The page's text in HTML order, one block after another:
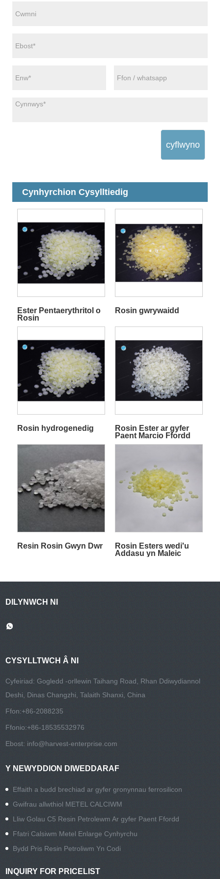
cyflwyno
Cynhyrchion Cysylltiedig
Ester Pentaerythritol o
Rosin
Rosin gwrywaidd
Rosin hydrogenedig
Rosin Ester ar gyfer
Paent Marcio Ffordd
Resin Rosin Gwyn Dwr
Rosin Esters wedi'u
Addasu yn Maleic
DILYNWCH NI
CYSYLLTWCH Â NI
Cyfeiriad: Gogledd -orllewin Taihang Road, Rhan Ddiwydiannol
Deshi, Dinas Changzhi, Talaith Shanxi, China
Ffon:+86-2088235
Ffonio:+86-18535532976
Ebost: info@harvest-enterprise.com
Y NEWYDDION DIWEDDARAF
Effaith a budd brechiad ar gyfer gronynnau ferrosilicon
Gwifrau allwthiol METEL CALCIWM
Lliw Golau C5 Resin Petrolewm Ar gyfer Paent Ffordd
Ffatri Calsiwm Metel Enlarge Cynhyrchu
Bydd Pris Resin Petroliwm Yn Codi
INQUIRY FOR PRICELIST